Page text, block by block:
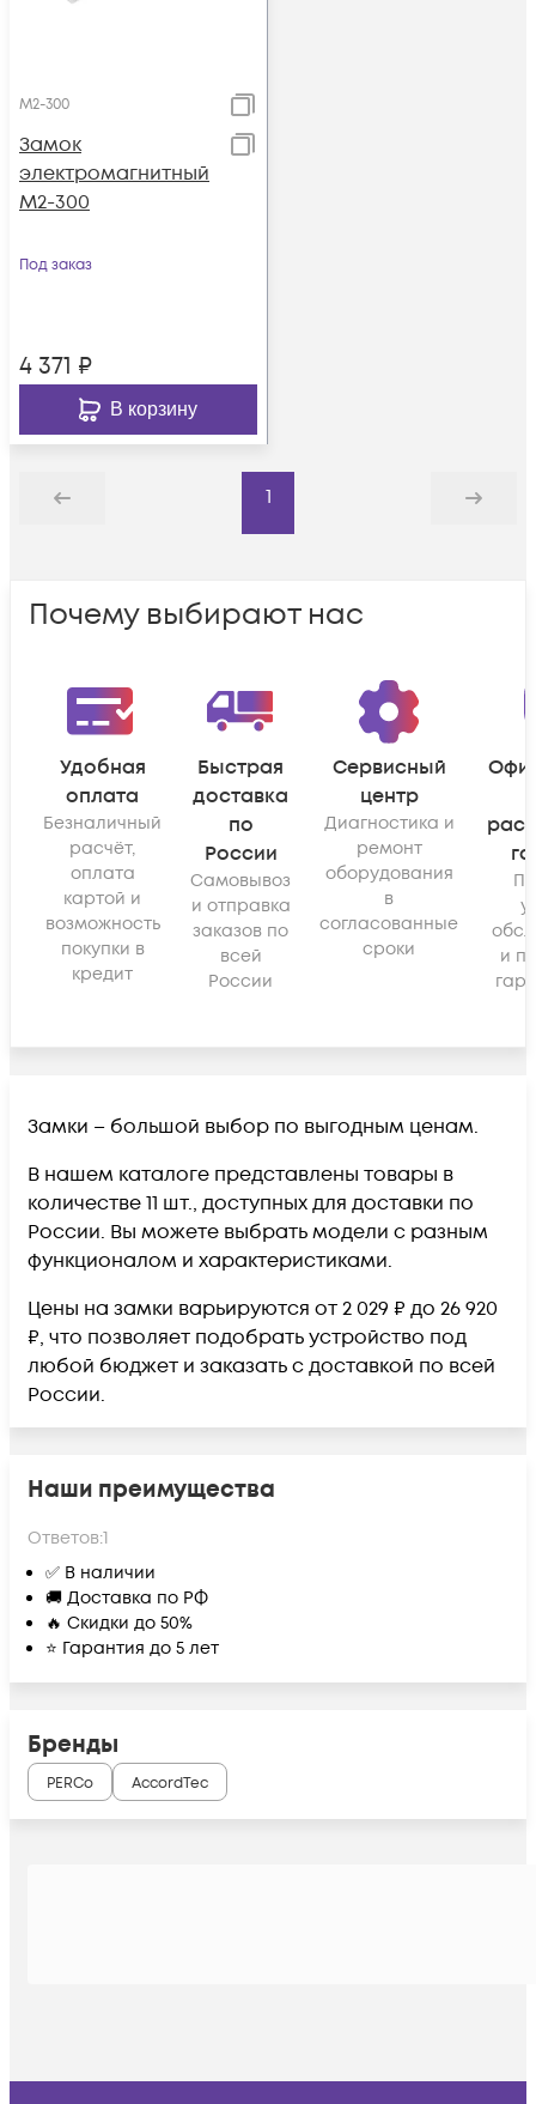
M2-300
Замок
электромагнитный
M2-300
Под заказ
4 371 ₽
В корзину
Назад
1
Дальше
Почему выбирают нас
Удобная
оплата
Безналичный
расчёт,
оплата
картой и
возможность
покупки в
кредит
Быстрая
доставка
по
России
Самовывоз
и отправка
заказов по
всей
России
Сервисный
центр
Диагностика и
ремонт
оборудования
в
согласованные
сроки
и
Замки – большой выбор по выгодным ценам.
В нашем каталоге представлены товары в
количестве 11 шт., доступных для доставки по
России. Вы можете выбрать модели с разным
функционалом и характеристиками.
Цены на замки варьируются от 2 029 ₽ до 26 920
₽, что позволяет подобрать устройство под
любой бюджет и заказать с доставкой по всей
России.
Наши преимущества
Ответов:1
✅ В наличии
🚚 Доставка по РФ
🔥 Скидки до 50%
⭐ Гарантия до 5 лет
Бренды
PERCo AccordTec